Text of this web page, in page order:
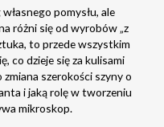
pomysłu, ale
różni się od wyrobów „z
to przede wszystkim
co dzieje się za kulisami
szerokości szyny o
i jaką rolę w tworzeniu
mikroskop.